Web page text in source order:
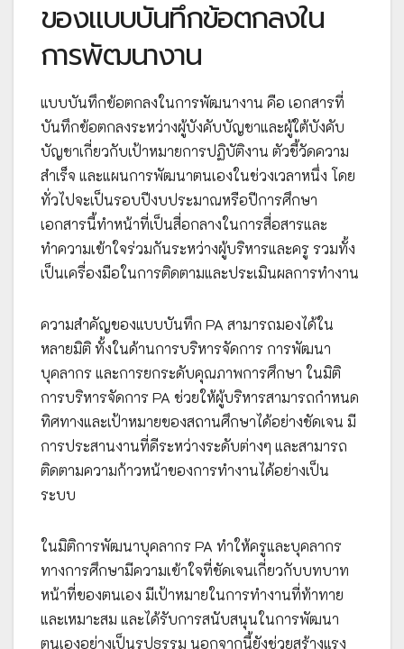
ของแบบบันทึกข้อตกลงใน
การพัฒนางาน
แบบบันทึกข้อตกลงในการพัฒนางาน คือ เอกสารที่
บันทึกข้อตกลงระหว่างผู้บังคับบัญชาและผู้ใต้บังคับ
บัญชาเกี่ยวกับเป้าหมายการปฏิบัติงาน ตัวชี้วัดความ
สำเร็จ และแผนการพัฒนาตนเองในช่วงเวลาหนึ่ง โดย
ทั่วไปจะเป็นรอบปีงบประมาณหรือปีการศึกษา
เอกสารนี้ทำหน้าที่เป็นสื่อกลางในการสื่อสารและ
ทำความเข้าใจร่วมกันระหว่างผู้บริหารและครู รวมทั้ง
เป็นเครื่องมือในการติดตามและประเมินผลการทำงาน
ความสำคัญของแบบบันทึก PA สามารถมองได้ใน
หลายมิติ ทั้งในด้านการบริหารจัดการ การพัฒนา
บุคลากร และการยกระดับคุณภาพการศึกษา ในมิติ
การบริหารจัดการ PA ช่วยให้ผู้บริหารสามารถกำหนด
ทิศทางและเป้าหมายของสถานศึกษาได้อย่างชัดเจน มี
การประสานงานที่ดีระหว่างระดับต่างๆ และสามารถ
ติดตามความก้าวหน้าของการทำงานได้อย่างเป็น
ระบบ
ในมิติการพัฒนาบุคลากร PA ทำให้ครูและบุคลากร
ทางการศึกษามีความเข้าใจที่ชัดเจนเกี่ยวกับบทบาท
หน้าที่ของตนเอง มีเป้าหมายในการทำงานที่ท้าทาย
และเหมาะสม และได้รับการสนับสนุนในการพัฒนา
ตนเองอย่างเป็นรูปธรรม นอกจากนี้ยังช่วยสร้างแรง